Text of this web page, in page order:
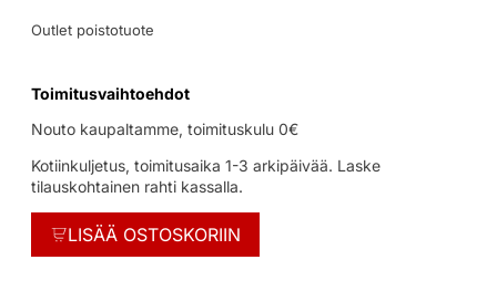
Outlet poistotuote
Toimitusvaihtoehdot
Nouto kaupaltamme, toimituskulu 0€
Kotiinkuljetus, toimitusaika 1-3 arkipäivää. Laske
tilauskohtainen rahti kassalla.
LISÄÄ OSTOSKORIIN